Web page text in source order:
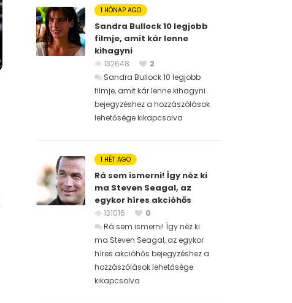
1 HÓNAP AGO
Sandra Bullock 10 legjobb
filmje, amit kár lenne
kihagyni
132648
2
Sandra Bullock 10 legjobb
filmje, amit kár lenne kihagyni
bejegyzéshez a hozzászólások
lehetősége kikapcsolva
1 HÉT AGO
Rá sem ismerni! Így néz ki
ma Steven Seagal, az
egykor híres akcióhős
131016
0
Rá sem ismerni! Így néz ki
ma Steven Seagal, az egykor
híres akcióhős bejegyzéshez a
hozzászólások lehetősége
kikapcsolva